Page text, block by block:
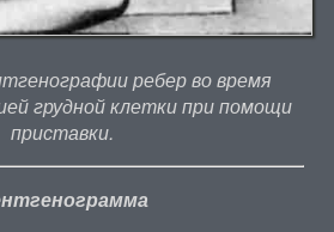
ребер во время
грудной клетки при помощи
приставки.